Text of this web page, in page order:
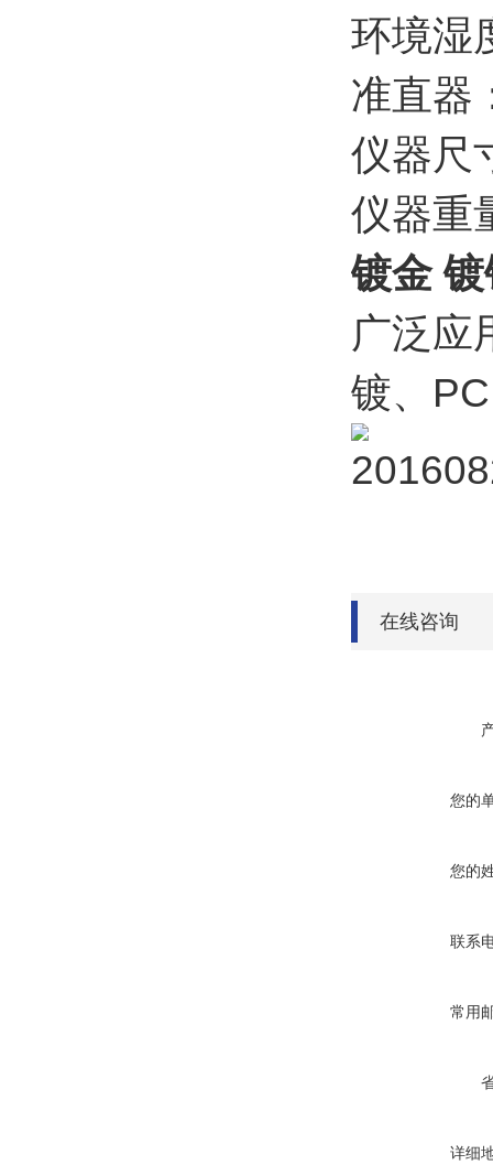
环境湿
准直器
仪器尺
仪器重
镀金
广泛应
镀、
在线咨询
您的
您的
联系
常用
详细